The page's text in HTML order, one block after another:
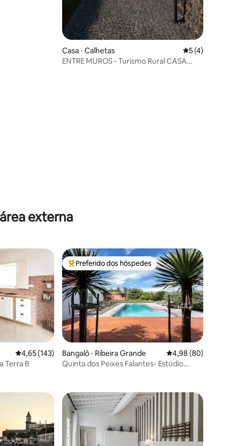
Casa ⋅ Calhetas 5 de uma
5 (4)
ENTRE MUROS - Turismo Rural CASA
externa
4,65 de uma avaliação média de 5, 143 avaliações
4,65 (143)
Terra B
Entre os melhores preferidos dos hóspedes
Preferido dos hóspedes
Bangalô ⋅ Ribeira Grande 4,98 de uma
4,98 (80)
Quinta dos Peixes Falantes- Estúdio